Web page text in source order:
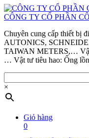
CÔNG TY CỔ PHẦN
Chuyên cung cấp thiết bị
AUTONICS,
TAIWAN METERS,… Vật
… Vật tư tiêu hao: Ống
×
Giỏ hàng
0